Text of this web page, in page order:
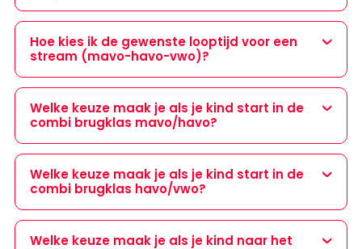
Hoe kies ik de gewenste looptijd voor een
stream (mavo-havo-vwo)?
Welke keuze maak je als je kind start in de
combi brugklas mavo/havo?
Welke keuze maak je als je kind start in de
combi brugklas havo/vwo?
Welke keuze maak je als je kind naar het